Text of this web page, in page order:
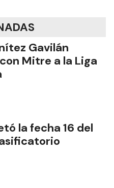
Gavilán
Mitre a la Liga
la fecha 16 del